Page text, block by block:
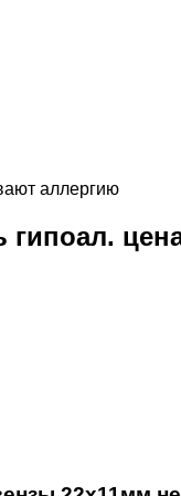
аллергию